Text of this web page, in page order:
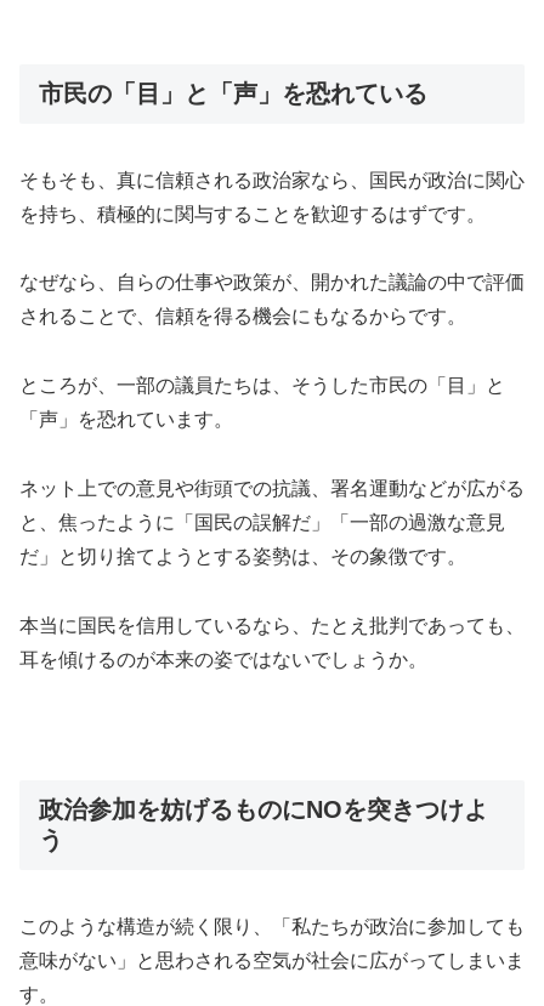
市民の「目」と「声」を恐れている
そもそも、真に信頼される政治家なら、国民が政治に関心
を持ち、積極的に関与することを歓迎するはずです。
なぜなら、自らの仕事や政策が、開かれた議論の中で評価
されることで、信頼を得る機会にもなるからです。
ところが、一部の議員たちは、そうした市民の「目」と
「声」を恐れています。
ネット上での意見や街頭での抗議、署名運動などが広がる
と、焦ったように「国民の誤解だ」「一部の過激な意見
だ」と切り捨てようとする姿勢は、その象徴です。
本当に国民を信用しているなら、たとえ批判であっても、
耳を傾けるのが本来の姿ではないでしょうか。
政治参加を妨げるものにNOを突きつけよ
う
このような構造が続く限り、「私たちが政治に参加しても
意味がない」と思わされる空気が社会に広がってしまいま
す。